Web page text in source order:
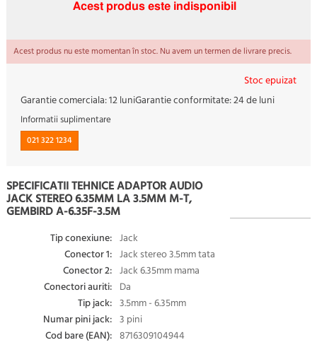
Acest produs este indisponibil
Acest produs nu este momentan în stoc. Nu avem un termen de livrare precis.
Stoc epuizat
Garantie comerciala:12 luniGarantie conformitate:24 de luni
Informatii suplimentare
021 322 1234
SPECIFICATII TEHNICE ADAPTOR AUDIO
JACK STEREO 6.35MM LA 3.5MM M-T,
GEMBIRD A-6.35F-3.5M
Tip conexiune: Jack
Conector 1: Jack stereo 3.5mm tata
Conector 2: Jack 6.35mm mama
Conectori auriti: Da
Tip jack: 3.5mm - 6.35mm
Numar pini jack: 3 pini
Cod bare (EAN): 8716309104944